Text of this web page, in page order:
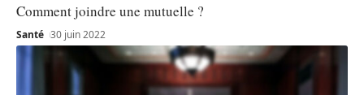
Comment joindre une mutuelle ?
Santé 30 juin 2022